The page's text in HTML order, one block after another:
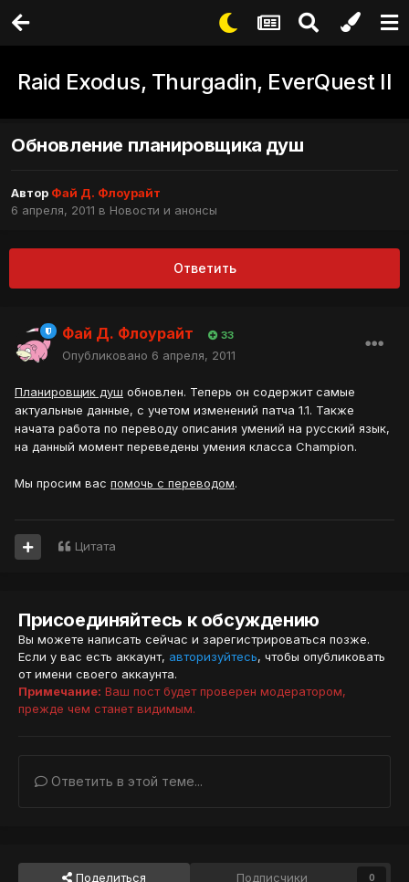
Raid Exodus, Thurgadin, EverQuest II
Обновление планировщика душ
Автор Фай Д. Флоурайт
6 апреля, 2011 в Новости и анонсы
Ответить
Фай Д. Флоурайт 33
Опубликовано 6 апреля, 2011
Планировщик душ обновлен. Теперь он содержит самые
актуальные данные, с учетом изменений патча 1.1. Также
начата работа по переводу описания умений на русский язык,
на данный момент переведены умения класса Champion.
Мы просим вас помочь с переводом.
Цитата
Присоединяйтесь к обсуждению
Вы можете написать сейчас и зарегистрироваться позже.
Если у вас есть аккаунт, авторизуйтесь, чтобы опубликовать
от имени своего аккаунта.
Примечание: Ваш пост будет проверен модератором,
прежде чем станет видимым.
Ответить в этой теме...
Поделиться Подписчики 0